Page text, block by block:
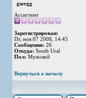
gsergg
Ассистент
Зарегистрирован:
Пт, ноя 07 2008, 14:45
Сообщения: 26
Откуда: South Ural
Пол: Мужской
Вернуться к началу